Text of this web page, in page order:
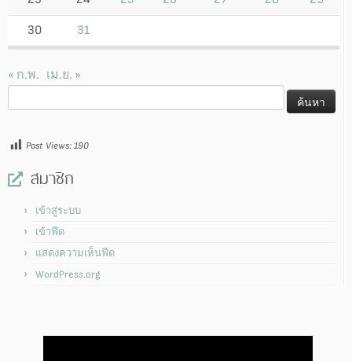
30 31
« ก.พ. เม.ย. »
สำหรับ:
Post Views: 190
สมาชิก
เข้าสู่ระบบ
เข้าฟีด
แสดงความเห็นฟีด
WordPress.org